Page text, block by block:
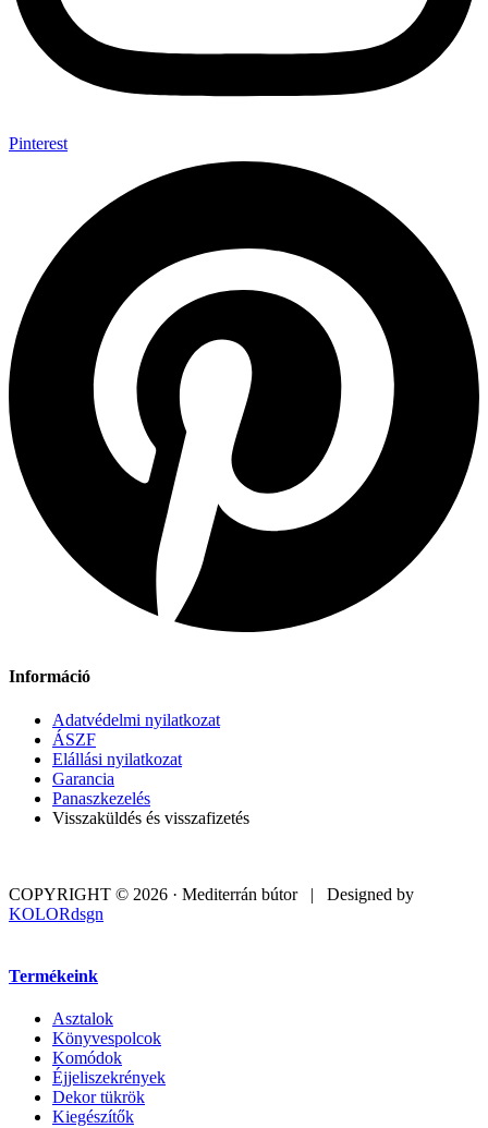
Pinterest
Információ
Adatvédelmi nyilatkozat
ÁSZF
Elállási nyilatkozat
Garancia
Panaszkezelés
Visszaküldés és visszafizetés
COPYRIGHT © 2026 · Mediterrán bútor | Designed by
KOLORdsgn
Termékeink
Asztalok
Könyvespolcok
Komódok
Éjjeliszekrények
Dekor tükrök
Kiegészítők